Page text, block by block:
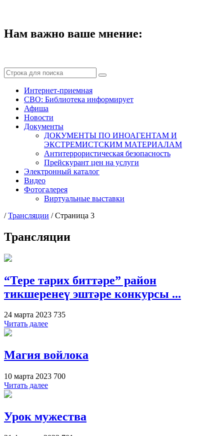
Нам важно ваше мнение:
Интернет-приемная
СВО: Библиотека информирует
Афиша
Новости
Документы
ДОКУМЕНТЫ ПО ИНОАГЕНТАМ И
ЭКСТРЕМИСТСКИМ МАТЕРИАЛАМ
Антитеррористическая безопасность
Прейскурант цен на услуги
Электронный каталог
Видео
Фотогалерея
Виртуальные выставки
/Трансляции /Страница 3
Трансляции
“Тере тарих биттәре” район
тикшеренеү эштәре конкурсы ...
24 марта 2023 735
Читать далее
Магия войлока
10 марта 2023 700
Читать далее
Урок мужества